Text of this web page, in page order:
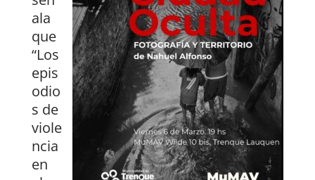
ala
que
“Los
epis
odio
s de
viole
ncia
en